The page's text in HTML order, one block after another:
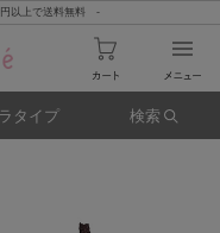
以上で送料無料 -
タイプ 検索